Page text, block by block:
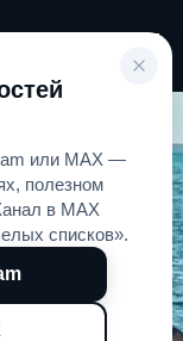
или MAX —
полезном
в MAX
списков».